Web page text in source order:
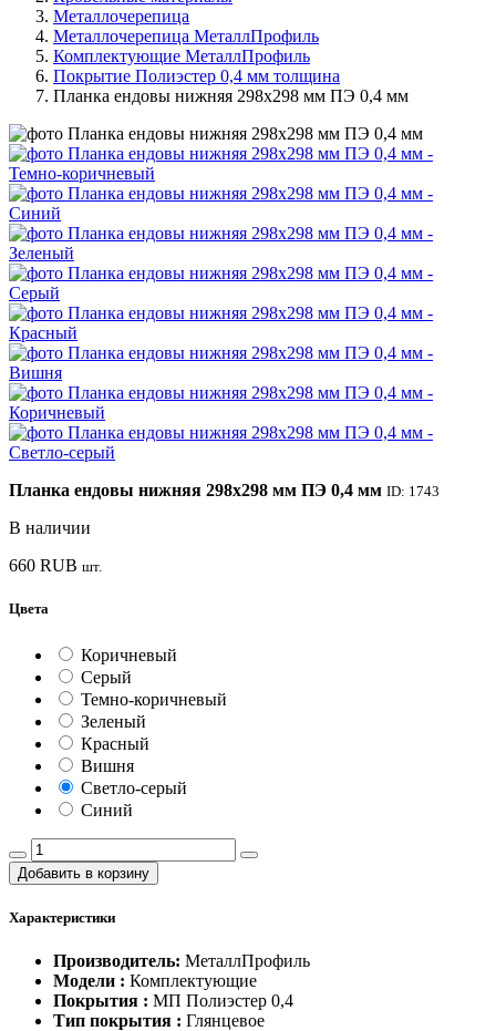
Металлочерепица
Металлочерепица МеталлПрофиль
Комплектующие МеталлПрофиль
Покрытие Полиэстер 0,4 мм толщина
Планка ендовы нижняя 298х298 мм ПЭ 0,4 мм
Планка ендовы нижняя 298х298 мм ПЭ 0,4 мм ID: 1743
В наличии
660 RUB шт.
Цвета
Коричневый
Серый
Темно-коричневый
Зеленый
Красный
Вишня
Светло-серый
Синий
Добавить в корзину
Характеристики
Производитель: МеталлПрофиль
Модели : Комплектующие
Покрытия : МП Полиэстер 0,4
Тип покрытия : Глянцевое